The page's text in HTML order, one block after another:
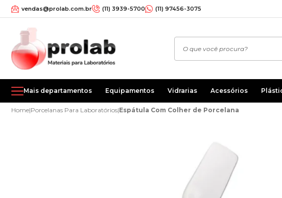
vendas@prolab.com.br (11) 3939-5700 (11) 97456-3075
Mais departamentos Equipamentos Vidrarias Acessórios
Home|Porcelanas Para Laboratórios|Espátula Com Colher de Porcelana